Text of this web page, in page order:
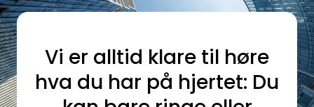
Vi er alltid klare til høre
hva du har på hjertet: Du